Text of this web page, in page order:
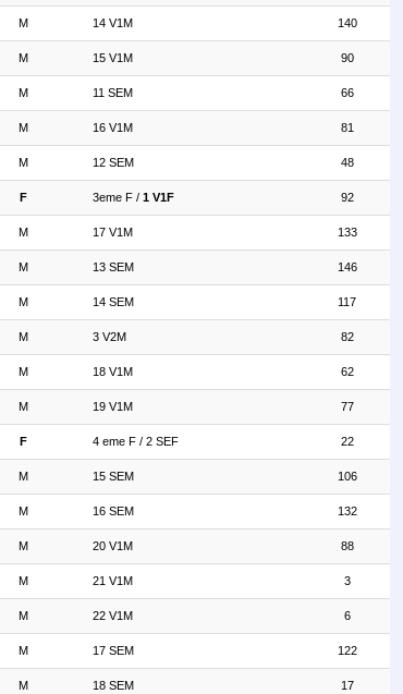
M 14 V1M 140
M 15 V1M 90
M 11 SEM 66
M 16 V1M 81
M 12 SEM 48
F 3eme F / 1 V1F 92
M 17 V1M 133
M 13 SEM 146
M 14 SEM 117
M 3 V2M 82
M 18 V1M 62
M 19 V1M 77
F 4 eme F / 2 SEF 22
M 15 SEM 106
M 16 SEM 132
M 20 V1M 88
M 21 V1M 3
M 22 V1M 6
M 17 SEM 122
M 18 SEM 17